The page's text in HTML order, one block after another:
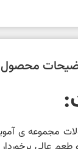
محصول
مجموعه ی